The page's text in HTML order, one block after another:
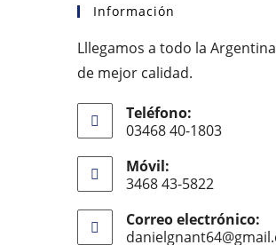
Información
Lllegamos a todo la
de mejor calidad.
Teléfono:
03468 40-1803
Móvil:
3468 43-5822
Correo electrónico: